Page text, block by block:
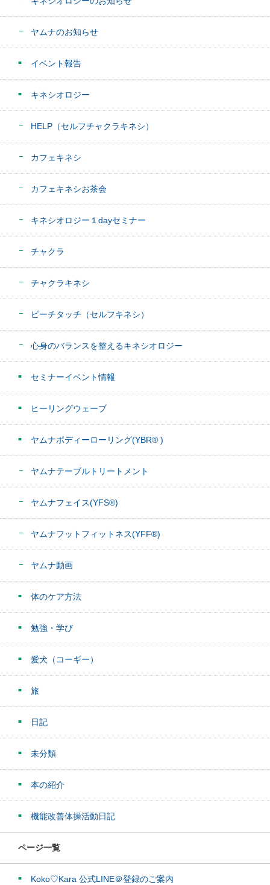
ヤムナのお知らせ
イベント報告
キネシオロジー
HELP（セルフチャクラキネシ）
カフェキネシ
カフェキネシお茶会
キネシオロジー１dayセミナー
チャクラ
チャクラキネシ
ピーチタッチ（セルフキネシ）
心身のバランスを整えるキネシオロジー
セミナーイベント情報
ヒーリングウェーブ
ヤムナボディーローリング(YBR® )
ヤムナテーブルトリートメント
ヤムナフェイス(YFS®)
ヤムナフットフィットネス(YFF®)
ヤムナ動画
体のケア方法
勉強・学び
愛犬（コーギー）
旅
日記
未分類
本の紹介
機能改善体操活動日記
ページ一覧
Koko♡Kara 公式LINE＠登録のご案内